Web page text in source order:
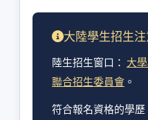
大陸學生招生
陸生招生窗口： 大
聯合招生委員會 。
符合報名資格的學